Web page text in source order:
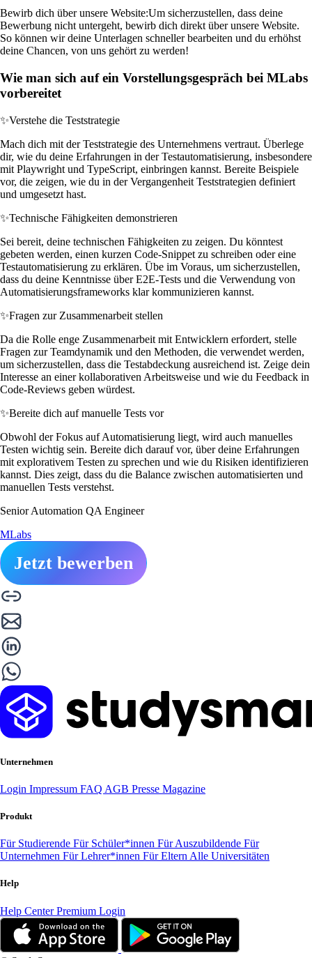
Bewirb dich über unsere Website:Um sicherzustellen, dass deine
Bewerbung nicht untergeht, bewirb dich direkt über unsere Website.
So können wir deine Unterlagen schneller bearbeiten und du erhöhst
deine Chancen, von uns gehört zu werden!
Wie man sich auf ein Vorstellungsgespräch bei MLabs
vorbereitet
✨Verstehe die Teststrategie
Mach dich mit der Teststrategie des Unternehmens vertraut. Überlege
dir, wie du deine Erfahrungen in der Testautomatisierung, insbesondere
mit Playwright und TypeScript, einbringen kannst. Bereite Beispiele
vor, die zeigen, wie du in der Vergangenheit Teststrategien definiert
und umgesetzt hast.
✨Technische Fähigkeiten demonstrieren
Sei bereit, deine technischen Fähigkeiten zu zeigen. Du könntest
gebeten werden, einen kurzen Code-Snippet zu schreiben oder eine
Testautomatisierung zu erklären. Übe im Voraus, um sicherzustellen,
dass du deine Kenntnisse über E2E-Tests und die Verwendung von
Automatisierungsframeworks klar kommunizieren kannst.
✨Fragen zur Zusammenarbeit stellen
Da die Rolle enge Zusammenarbeit mit Entwicklern erfordert, stelle
Fragen zur Teamdynamik und den Methoden, die verwendet werden,
um sicherzustellen, dass die Testabdeckung ausreichend ist. Zeige dein
Interesse an einer kollaborativen Arbeitsweise und wie du Feedback in
Code-Reviews geben würdest.
✨Bereite dich auf manuelle Tests vor
Obwohl der Fokus auf Automatisierung liegt, wird auch manuelles
Testen wichtig sein. Bereite dich darauf vor, über deine Erfahrungen
mit explorativem Testen zu sprechen und wie du Risiken identifizieren
kannst. Dies zeigt, dass du die Balance zwischen automatisierten und
manuellen Tests verstehst.
Senior Automation QA Engineer
MLabs
Jetzt bewerben
Unternehmen
Login Impressum FAQ AGB Presse Magazine
Produkt
Für Studierende Für Schüler*innen Für Auszubildende Für
Unternehmen Für Lehrer*innen Für Eltern Alle Universitäten
Help
Help CenterPremium Login